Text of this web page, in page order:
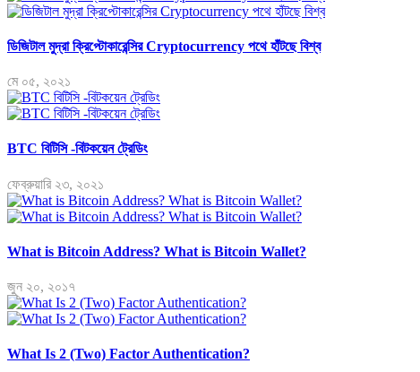
ডিজিটাল মুদ্রা ক্রিপ্টোকারেন্সির Cryptocurrency পথে হাঁটছে বিশ্ব
মে ০৫, ২০২১
BTC বিটিসি -বিটকয়েন ট্রেডিং
ফেব্রুয়ারি ২৩, ২০২১
What is Bitcoin Address? What is Bitcoin Wallet?
জুন ২০, ২০১৭
What Is 2 (Two) Factor Authentication?